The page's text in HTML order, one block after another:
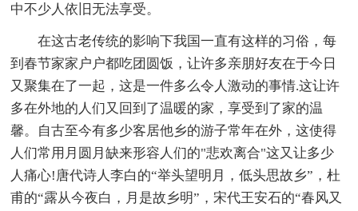
中不少人依旧无法享受。
在这古老传统的影响下我国一直有这样的习俗，每
到春节家家户户都吃团圆饭，让许多亲朋好友在于今日
又聚集在了一起，这是一件多么令人激动的事情.这让许
多在外地的人们又回到了温暖的家，享受到了家的温
馨。自古至今有多少客居他乡的游子常年在外，这使得
人们常用月圆月缺来形容人们的"悲欢离合"这又让多少
人痛心!唐代诗人李白的“举头望明月，低头思故乡”，杜
甫的“露从今夜白，月是故乡明”，宋代王安石的“春风又